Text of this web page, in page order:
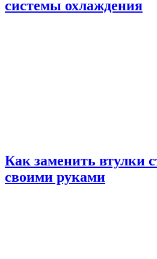
системы охлаждения
Как заменить втулки
своими руками